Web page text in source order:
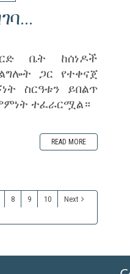
ቤት ከሰነዶች
ጋር የተቀናጀ
ስርዓቱን ይበልጥ
ተፈራርሟል።
READ MORE
8 9 10
Next